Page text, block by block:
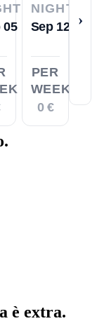
05
NIGHTS
Sep 12
PER
WEEK
0 €
›
è extra.